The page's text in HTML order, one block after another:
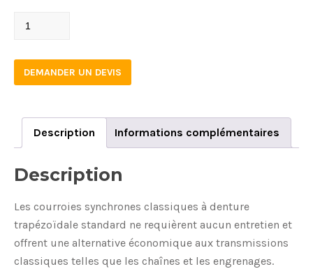
438
025
STB
DEMANDER UN DEVIS
Description Informations complémentaires
Description
Les courroies synchrones classiques à denture
trapézoïdale standard ne requièrent aucun entretien et
offrent une alternative économique aux transmissions
classiques telles que les chaînes et les engrenages.